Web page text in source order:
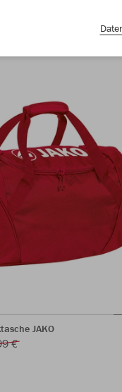
JAKO
€